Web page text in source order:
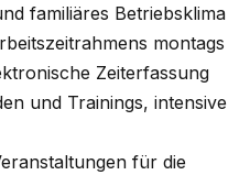
familiäres Betriebsklima
montags
Zeiterfassung
und Trainings, intensive
für die